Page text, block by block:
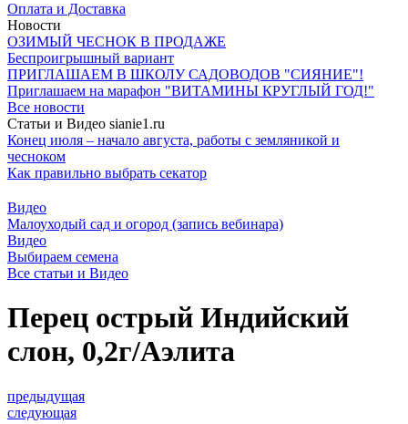
Оплата и Доставка
Новости
ОЗИМЫЙ ЧЕСНОК В ПРОДАЖЕ
Беспроигрышный вариант
ПРИГЛАШАЕМ В ШКОЛУ САДОВОДОВ "СИЯНИЕ"!
Приглашаем на марафон "ВИТАМИНЫ КРУГЛЫЙ ГОД!"
Все новости
Статьи и Видео sianie1.ru
Конец июля – начало августа, работы с земляникой и
чесноком
Как правильно выбрать секатор
Видео
Малоуходый сад и огород (запись вебинара)
Видео
Выбираем семена
Все cтатьи и Видео
Перец острый Индийский
слон, 0,2г/Аэлита
предыдущая
следующая